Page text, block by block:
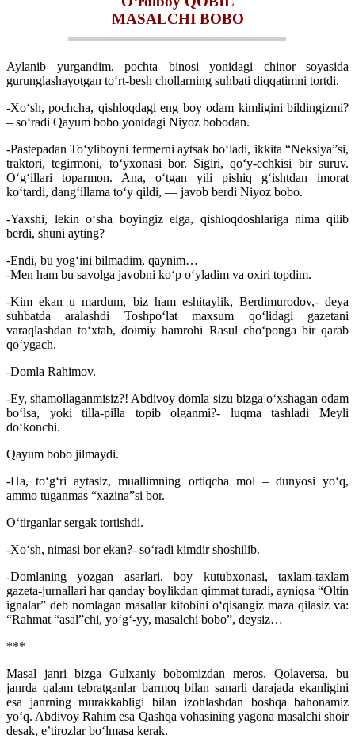
MASALCHI BOBO
Aylanib yurgandim, pochta binosi yonidagi chinor soyasida
gurunglashayotgan to‘rt-besh chollarning suhbati diqqatimni tortdi.
-Xo‘sh, pochcha, qishloqdagi eng boy odam kimligini bildingizmi?
– so‘radi Qayum bobo yonidagi Niyoz bobodan.
-Pastepadan To‘yliboyni fermerni aytsak bo‘ladi, ikkita “Neksiya”si,
traktori, tegirmoni, to‘yxonasi bor. Sigiri, qo‘y-echkisi bir suruv.
O‘g‘illari toparmon. Ana, o‘tgan yili pishiq g‘ishtdan imorat
ko‘tardi, dang‘illama to‘y qildi, — javob berdi Niyoz bobo.
-Yaxshi, lekin o‘sha boyingiz elga, qishloqdoshlariga nima qilib
berdi, shuni ayting?
-Endi, bu yog‘ini bilmadim, qaynim…
-Men ham bu savolga javobni ko‘p o‘yladim va oxiri topdim.
-Kim ekan u mardum, biz ham eshitaylik, Berdimurodov,- deya
suhbatda aralashdi Toshpo‘lat maxsum qo‘lidagi gazetani
varaqlashdan to‘xtab, doimiy hamrohi Rasul cho‘ponga bir qarab
qo‘ygach.
-Domla Rahimov.
-Ey, shamollaganmisiz?! Abdivoy domla sizu bizga o‘xshagan odam
bo‘lsa, yoki tilla-pilla topib olganmi?- luqma tashladi Meyli
do‘konchi.
Qayum bobo jilmaydi.
-Ha, to‘g‘ri aytasiz, muallimning ortiqcha mol – dunyosi yo‘q,
ammo tuganmas “xazina”si bor.
O‘tirganlar sergak tortishdi.
-Xo‘sh, nimasi bor ekan?- so‘radi kimdir shoshilib.
-Domlaning yozgan asarlari, boy kutubxonasi, taxlam-taxlam
gazeta-jurnallari har qanday boylikdan qimmat turadi, ayniqsa “Oltin
ignalar” deb nomlagan masallar kitobini o‘qisangiz maza qilasiz va:
“Rahmat “asal”chi, yo‘g‘-yy, masalchi bobo”, deysiz…
***
Masal janri bizga Gulxaniy bobomizdan meros. Qolaversa, bu
janrda qalam tebratganlar barmoq bilan sanarli darajada ekanligini
esa janrning murakkabligi bilan izohlashdan boshqa bahonamiz
yo‘q. Abdivoy Rahim esa Qashqa vohasining yagona masalchi shoir
desak, e’tirozlar bo‘lmasa kerak.